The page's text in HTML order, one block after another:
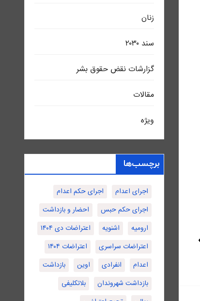
زنان
سند ٢٠٣٠
گزارشات نقض حقوق بشر
مقالات
ویژه
برچسب‌ها
اجرای اعدام
اجرای حکم اعدام
اجرای حکم حبس
احضار و بازداشت
ارومیه
اشنویه
اعتراضات دی ۱۴۰۴
اعتراضات سراسری
اعتراضات ۱۴۰۴
اعدام
انفرادی اوین
بازداشت
بازداشت شهروندان
بلاتکلیفی